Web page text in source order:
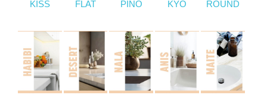
KISS FLAT PINO KYO ROUND